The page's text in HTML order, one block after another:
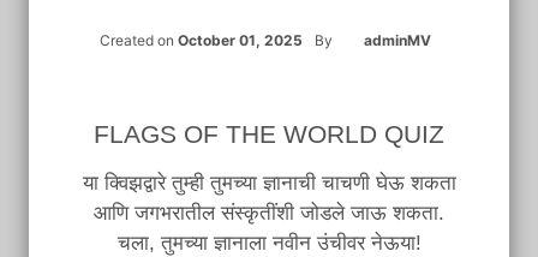
Created on October 01, 2025 By adminMV
FLAGS OF THE WORLD QUIZ
या क्विझद्वारे तुम्ही तुमच्या ज्ञानाची चाचणी घेऊ शकता
आणि जगभरातील संस्कृतींशी जोडले जाऊ शकता.
चला, तुमच्या ज्ञानाला नवीन उंचीवर नेऊया!